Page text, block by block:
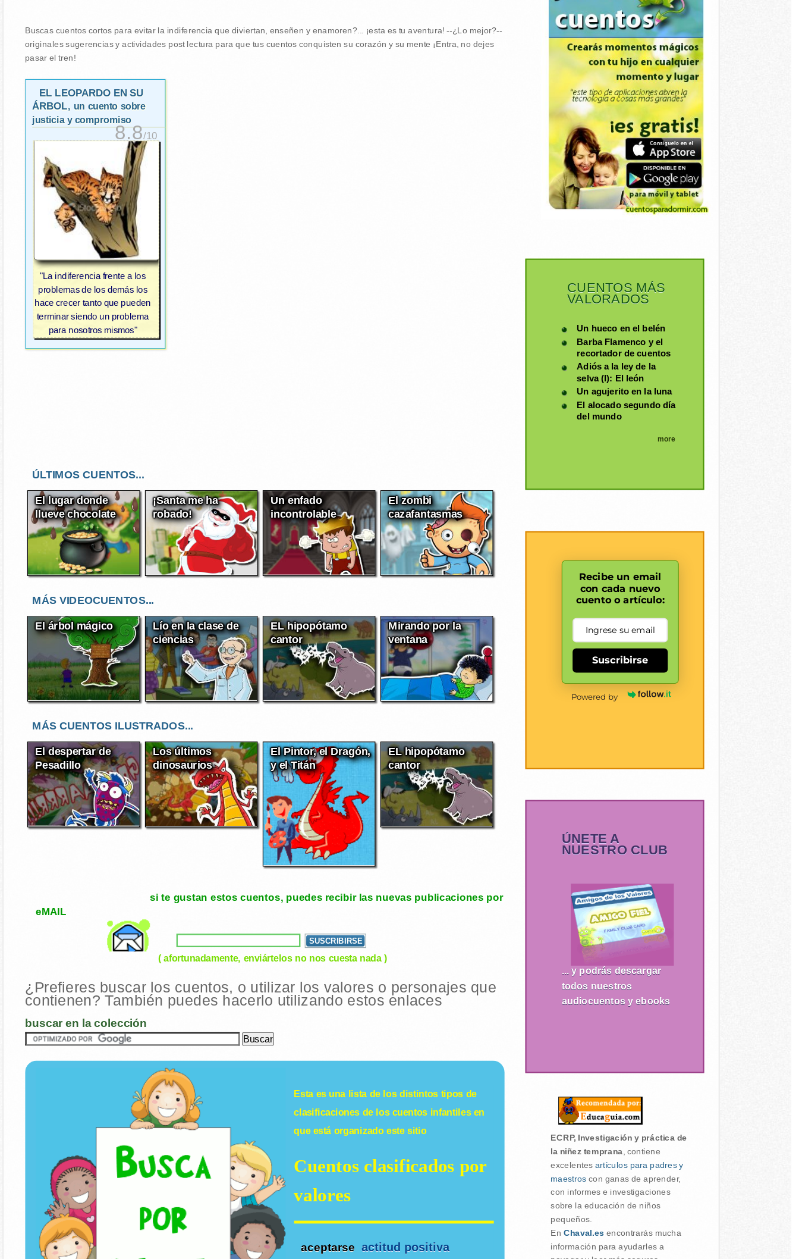
Buscas cuentos cortos para evitar la indiferencia que diviertan, enseñen y enamoren?... ¡esta es tu aventura! --¿Lo mejor?--
originales sugerencias y actividades post lectura para que tus cuentos conquisten su corazón y su mente ¡Entra, no dejes
pasar el tren!
EL LEOPARDO EN SU
ÁRBOL, un cuento sobre
justicia y compromiso
8.8/10
"La indiferencia frente a los
problemas de los demás los
hace crecer tanto que pueden
terminar siendo un problema
para nosotros mismos"
ÚLTIMOS CUENTOS...
El lugar donde
llueve chocolate
¡Santa me ha
robado!
Un enfado
incontrolable
El zombi
cazafantasmas
MÁS VIDEOCUENTOS...
El árbol mágico
Lío en la clase de
ciencias
EL hipopótamo
cantor
Mirando por la
ventana
MÁS CUENTOS ILUSTRADOS...
El despertar de
Pesadillo
Los últimos
dinosaurios
El Pintor, el Dragón,
y el Titán
EL hipopótamo
cantor
si te gustan estos cuentos, puedes recibir las nuevas publicaciones por
eMAIL
( afortunadamente, enviártelos no nos cuesta nada )
¿Prefieres buscar los cuentos, o utilizar los valores o personajes que
contienen? También puedes hacerlo utilizando estos enlaces
buscar en la colección
Esta es una lista de los distintos tipos de
clasificaciones de los cuentos infantilesen
que está organizado este sitio
Cuentos clasificados por
valores
aceptarse actitud positiva
CUENTOS MÁS
VALORADOS
Un hueco en el belén
Barba Flamenco y el
recortador de cuentos
Adiós a la ley de la
selva (I): El león
Un agujerito en la luna
El alocado segundo día
del mundo
more
Recibe un email
con cada nuevo
cuento o artículo:
Suscribirse
Powered by
ÚNETE A
NUESTRO CLUB
... y podrás descargar
todos nuestros
audiocuentos y ebooks
ECRP, Investigación y práctica de
la niñez temprana, contiene
excelentes artículos para padres y
maestros con ganas de aprender,
con informes e investigaciones
sobre la educación de niños
pequeños.
En Chaval.es encontrarás mucha
información para ayudarles a